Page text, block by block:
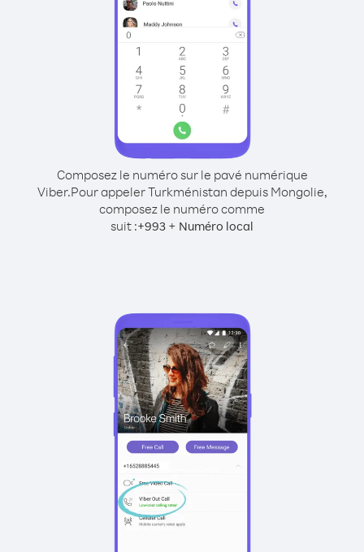
Composez le numéro sur le pavé numérique
Viber.Pour appeler Turkménistan depuis Mongolie,
composez le numéro comme
suit :+993 + Numéro local